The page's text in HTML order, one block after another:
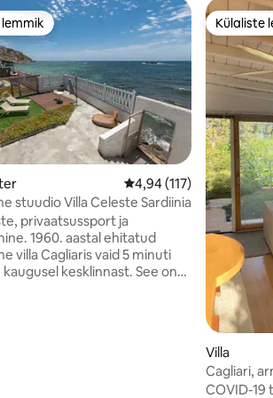
5, 54 hinnangut
Keskmine hinnang
4,94 (117)
stuudio Villa Celeste Sardiinia
privaatsussport ja
1960. aastal ehitatud
villa Cagliaris vaid 5 minuti
kesklinnast. See on
Külaliste
Külaliste
Villa
Cagliari,
COVID-